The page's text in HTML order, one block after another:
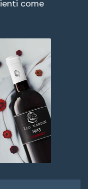
come